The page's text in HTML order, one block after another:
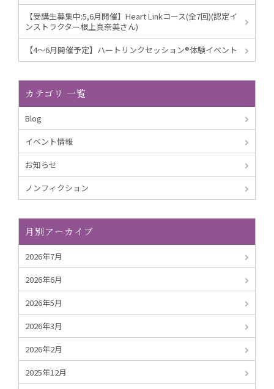
【受講生募集中:5,6月開催】Heart Linkコース(全7回)(認定イ
ンストラクター根上真奈美さん)
【4～6月開催予定】ハートリンクセッション®︎体験イベント
カテゴリ 一覧
Blog
イベント情報
お知らせ
ノンフィクション
月別アーカイブ
2026年7月
2026年6月
2026年5月
2026年3月
2026年2月
2025年12月